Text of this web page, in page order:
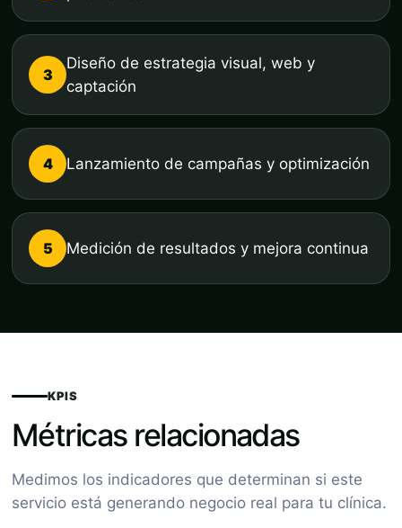
3
Diseño de estrategia visual, web y
captación
4 Lanzamiento de campañas y optimización
5 Medición de resultados y mejora continua
KPIS
Métricas relacionadas
Medimos los indicadores que determinan si este
servicio está generando negocio real para tu clínica.